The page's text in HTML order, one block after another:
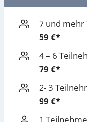
7 und mehr
59 €*
4 – 6
79 €*
2- 3
99 €*
1